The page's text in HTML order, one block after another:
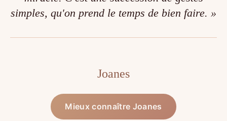
simples, qu'on prend le temps de bien faire. »
Joanes
Mieux connaître Joanes